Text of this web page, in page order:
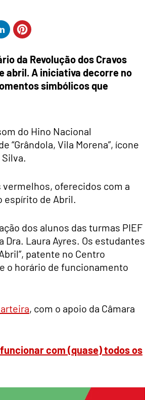
da Revolução dos Cravos
abril. A iniciativa decorre no
simbólicos que
do Hino Nacional
Vila Morena”, ícone
oferecidos com a
de Abril.
dos alunos das turmas PIEF
Laura Ayres. Os estudantes
patente no Centro
o horário de funcionamento
, com o apoio da Câmara
com (quase) todos os